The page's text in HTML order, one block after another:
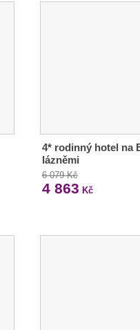
4* rodinný hotel na
lázněmi
6 079 Kč
4 863 Kč